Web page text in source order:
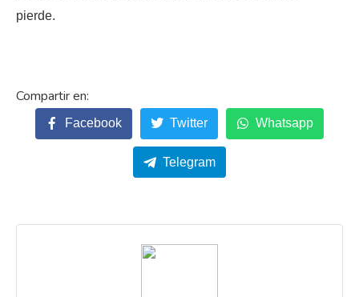
pierde.
Facebook Twitter Whatsapp
Telegram